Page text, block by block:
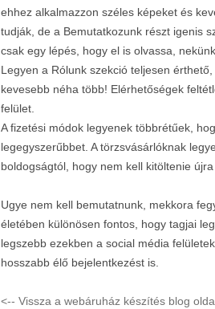
ehhez alkalmazzon széles képeket és
tudják, de a Bemutatkozunk részt igenis
csak egy lépés, hogy el is olvassa,
Legyen a Rólunk szekció teljesen
kevesebb néha több! Elérhetőségek
felület.
A fizetési módok legyenek többrétűek,
legegyszerűbbet. A törzsvásárlóknak
boldogságtól, hogy nem kell kitöltenie
Ugye nem kell bemutatnunk, mekkora
életében különösen fontos, hogy tagjai
legszebb ezekben a social média
hosszabb élő bejelentkezést is.
<-- Vissza a webáruház készítés blog